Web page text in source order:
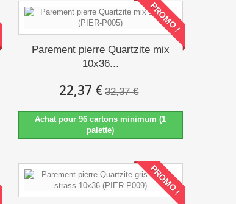
PROMO !
Parement pierre Quartzite mix
10x36...
22,37 € 32,37 €
Achat pour 96 cartons minimum (1
palette)
PROMO !